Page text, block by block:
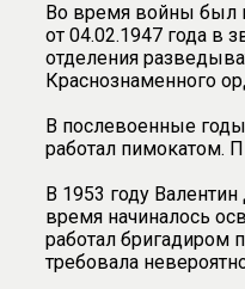
Во время войны был
от 04.02.1947 года в
отделения
Краснознаменного
В послевоенные
работал пимокатом.
В 1953 году
время начиналось
работал бригадиром
требовала